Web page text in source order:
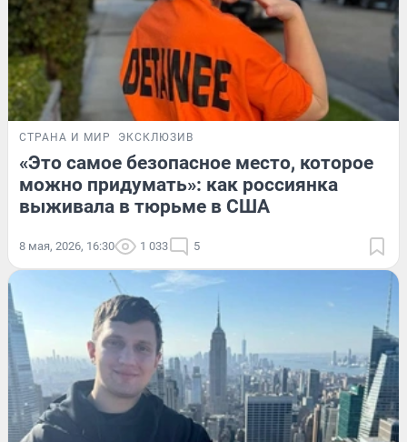
СТРАНА И МИР ЭКСКЛЮЗИВ
«Это самое безопасное место, которое
можно придумать»: как россиянка
выживала в тюрьме в США
8 мая, 2026, 16:30 1 033 5